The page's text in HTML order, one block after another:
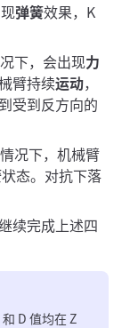
弹簧效果，K
下，会出现力
臂持续运动，
受到反方向的
况下，机械臂
状态。对抗下落
续完成上述四
D 值均在 Z